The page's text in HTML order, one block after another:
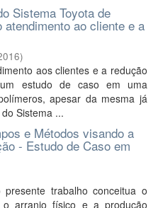
Sistema Toyota de
ao cliente e a
)
aos clientes e a redução
estudo de caso em uma
apesar da mesma já
Sistema ...
e Métodos visando a
- Estudo de Caso em
trabalho conceitua o
arranjo físico e a produção